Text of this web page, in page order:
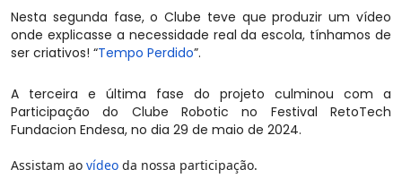
Nesta segunda fase, o Clube teve que produzir um vídeo
onde explicasse a necessidade real da escola, tínhamos de
ser criativos! “Tempo Perdido”.
A terceira e última fase do projeto culminou com a
Participação do Clube Robotic no Festival RetoTech
Fundacion Endesa, no dia 29 de maio de 2024.
Assistam ao vídeo da nossa participação.